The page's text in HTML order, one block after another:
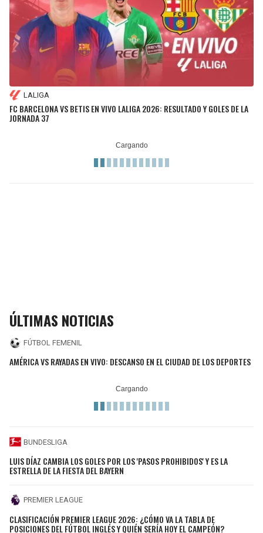
LALIGA
FC BARCELONA VS BETIS EN VIVO LALIGA 2026: RESULTADO Y GOLES DE LA
JORNADA 37
ÚLTIMAS NOTICIAS
FÚTBOL FEMENIL
AMÉRICA VS RAYADAS EN VIVO: DESCANSO EN EL CIUDAD DE LOS DEPORTES
BUNDESLIGA
LUIS DÍAZ CAMBIA LOS GOLES POR LOS 'PASOS PROHIBIDOS' Y ES LA
ESTRELLA DE LA FIESTA DEL BAYERN
PREMIER LEAGUE
CLASIFICACIÓN PREMIER LEAGUE 2026: ¿CÓMO VA LA TABLA DE
POSICIONES DEL FÚTBOL INGLÉS Y QUIÉN SERÍA HOY EL CAMPEÓN?